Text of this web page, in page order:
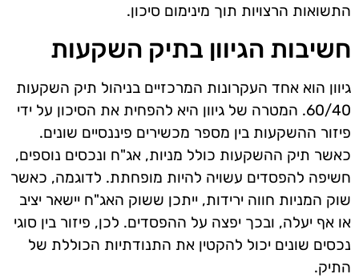
התשואות הרצויות תוך מינימום סיכון.
חשיבות הגיוון בתיק השקעות
גיוון הוא אחד העקרונות המרכזיים בניהול תיק השקעות
60/40. המטרה של גיוון היא להפחית את הסיכון על ידי
פיזור ההשקעות בין מספר מכשירים פיננסיים שונים.
כאשר תיק ההשקעות כולל מניות, אג"ח ונכסים נוספים,
חשיפה להפסדים עשויה להיות מופחתת. לדוגמה, כאשר
שוק המניות חווה ירידות, ייתכן ששוק האג"ח יישאר יציב
או אף יעלה, ובכך יפצה על ההפסדים. לכן, פיזור בין סוגי
נכסים שונים יכול להקטין את התנודתיות הכוללת של
התיק.